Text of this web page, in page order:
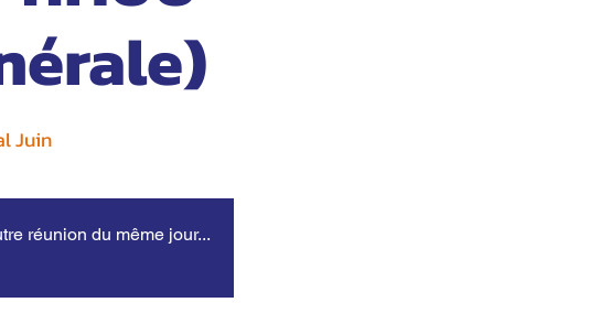
Juin
réunion du même jour...